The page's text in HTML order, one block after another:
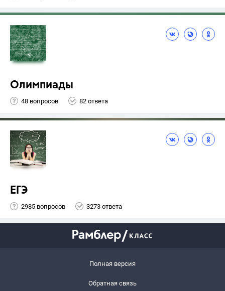
Олимпиады
48 вопросов 82 ответа
ЕГЭ
2985 вопросов 3273 ответа
Полная версия
Обратная связь